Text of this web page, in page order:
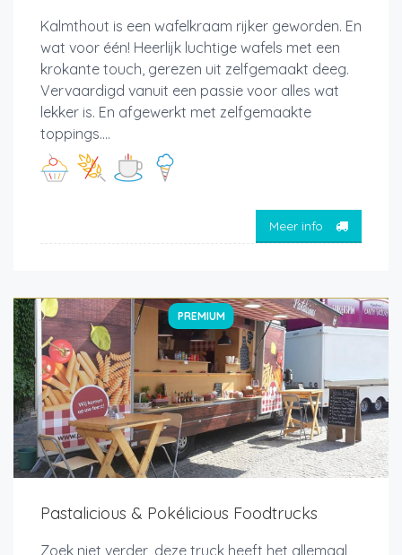
Kalmthout is een wafelkraam rijker geworden. En
wat voor één! Heerlijk luchtige wafels met een
krokante touch, gerezen uit zelfgemaakt deeg.
Vervaardigd vanuit een passie voor alles wat
lekker is. En afgewerkt met zelfgemaakte
toppings....
Meer info
PREMIUM
Pastalicious & Pokélicious Foodtrucks
Zoek niet verder, deze truck heeft het allemaal